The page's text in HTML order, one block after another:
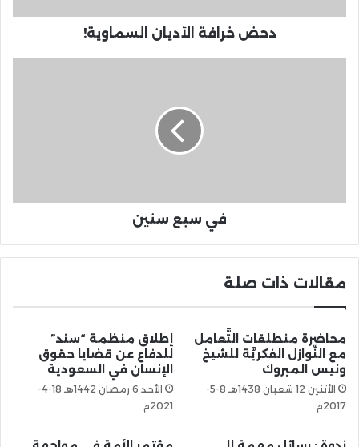
دحض خرافة الأديان السماوية!
في سبع سنين
مقالات ذات صلة
محاضرة منطلقات التَّعامل
مع النَّوازل الفكريَّة للشيخ
ونيس المبروك
الأثنين 12 شعبان 1438هـ 8-5-
2017م
إطلاق منظمة “سند”
للدفاع عن قضايا حقوق
الإنسان في السعودية
الأحد 6 رمضان 1442هـ 18-4-
2021م